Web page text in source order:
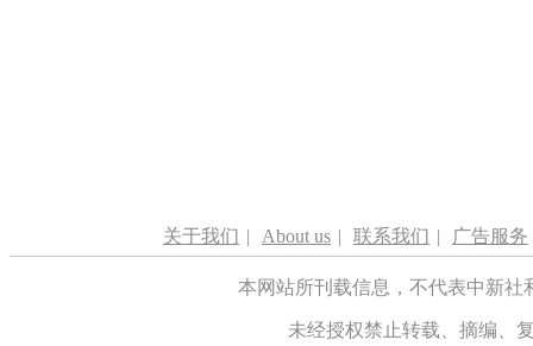
关于我们 | About us | 联系我们 | 广告服务
本网站所刊载信息，不代表中新
未经授权禁止转载、摘编、